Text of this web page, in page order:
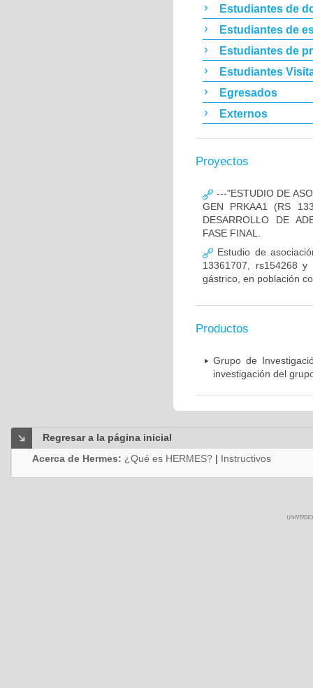
Estudiantes de
Estudiantes de
Estudiantes de
Estudiantes
Egresados
Externos
Proyectos
---"ESTUDIO DE
GEN PRKAA1 (RS
DESARROLLO DE
FASE FINAL.
Estudio de
13361707, rs154268 y
gástrico, en población
Productos
Grupo de
investigación del
Regresar a la página inicial
Acerca de Hermes: ¿Qué es HERMES? | Instructivos